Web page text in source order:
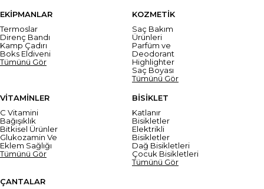
EKİPMANLAR
Termoslar
Direnç Bandı
Kamp Çadırı
Boks Eldiveni
Tümünü Gör
KOZMETİK
Saç Bakım
Ürünleri
Parfüm ve
Deodorant
Highlighter
Saç Boyası
Tümünü Gör
VİTAMİNLER
C Vitamini
Bağışıklık
Bitkisel Ürünler
Glukozamin Ve
Eklem Sağlığı
Tümünü Gör
BİSİKLET
Katlanır
Bisikletler
Elektrikli
Bisikletler
Dağ Bisikletleri
Çocuk Bisikletleri
Tümünü Gör
ÇANTALAR